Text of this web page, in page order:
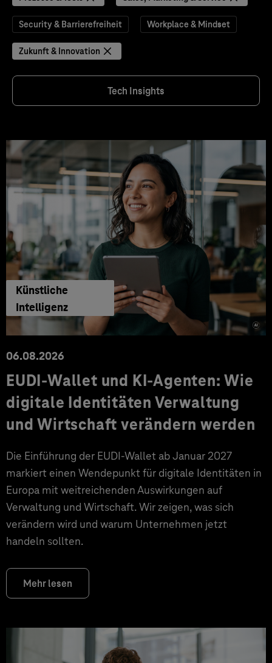
Security & Barrierefreiheit Workplace & Mindset
Zukunft & Innovation
Tech Insights
Künstliche
Intelligenz
06.08.2026
EUDI-Wallet und KI-Agenten: Wie
digitale Identitäten Verwaltung
und Wirtschaft verändern werden
Die Einführung der EUDI-Wallet ab Januar 2027
markiert einen Wendepunkt für digitale Identitäten in
Europa mit weitreichenden Auswirkungen auf
Verwaltung und Wirtschaft. Wir zeigen, was sich
verändern wird und warum Unternehmen jetzt
handeln sollten.
Mehr lesen